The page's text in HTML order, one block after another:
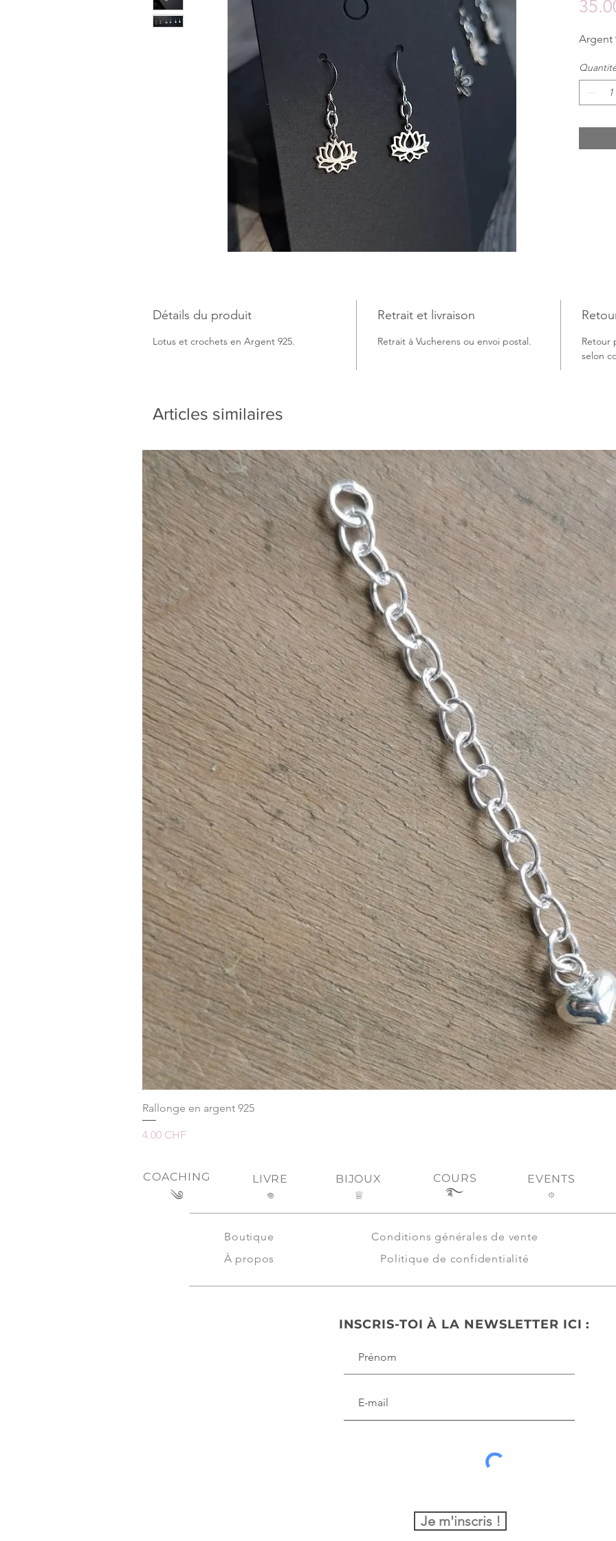
Argent
Détails du produit
Lotus et crochets en Argent 925.
Retrait et livraison
Retrait à Vucherens ou envoi postal.
Retour
selon
Articles similaires
Rallonge en argent 925
Prix
4.00 CHF
COACHING
༄
LIVRE
𖦹
BIJOUX
♕
EVENTS
𖡼
COURS
࿐
Boutique
À propos
Conditions générales de vente
Politique de confidentialité
INSCRIS-TOI À LA NEWSLETTER ICI :
Je m'inscris !